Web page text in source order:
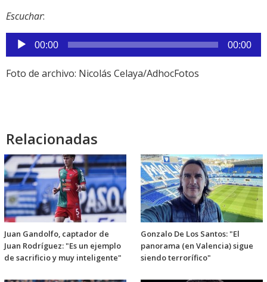
Escuchar:
Reproductor
de
audio
00:00 00:00
Foto de archivo: Nicolás Celaya/AdhocFotos
Relacionadas
Juan Gandolfo, captador de
Juan Rodríguez: "Es un ejemplo
de sacrificio y muy inteligente"
Gonzalo De Los Santos: "El
panorama (en Valencia) sigue
siendo terrorífico"